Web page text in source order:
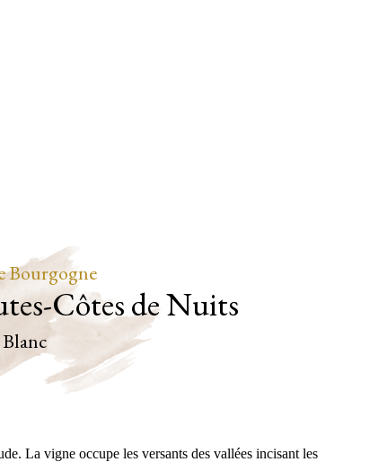
Bourgogne
Côtes de Nuits
Blanc
La vigne occupe les versants des vallées incisant les